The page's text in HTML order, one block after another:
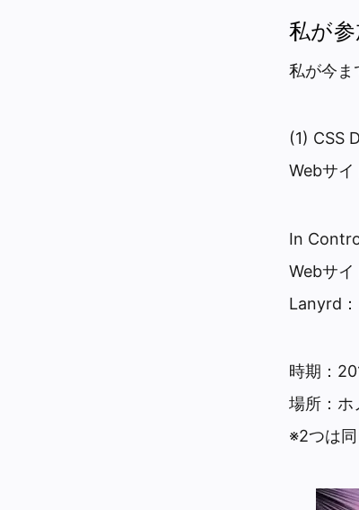
私が
私が今ま
(1) CSS
Webサイ
In
Webサイ
Lanyrd：
時期：
場所：ホ
※2つは